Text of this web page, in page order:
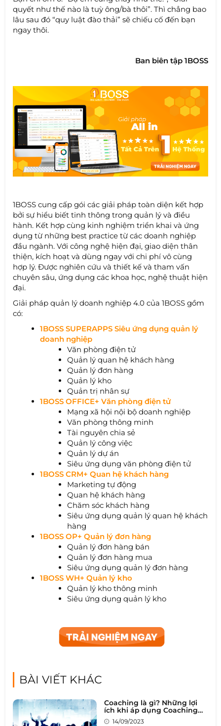
quyết như thế nào là tuỳ ông/bà thôi”. Thì chẳng bao
lâu sau đó “quy luật đào thải” sẽ chiếu cố đến bạn
ngay thôi.
Ban biên tập 1BOSS
1BOSS cung cấp gói các giải pháp toàn diện kết hợp
bởi sự hiểu biết tinh thông trong quản lý và điều
hành. Kết hợp cùng kinh nghiệm triển khai và ứng
dụng từ những best practice từ các doanh nghiệp
đầu ngành. Với công nghệ hiện đại, giao diện thân
thiện, kích hoạt và dùng ngay với chi phí vô cùng
hợp lý. Được nghiên cứu và thiết kế và tham vấn
chuyên sâu, ứng dụng các khoa học, nghệ thuật hiện
đại.
Giải pháp quản lý doanh nghiệp 4.0 của 1BOSS gồm
có:
1BOSS SUPERAPPS Siêu ứng dụng quản lý
doanh nghiệp
Văn phòng điện tử
Quản lý quan hệ khách hàng
Quản lý đơn hàng
Quản lý kho
Quản trị nhân sự
1BOSS OFFICE+ Văn phòng điện tử
Mạng xã hội nội bộ doanh nghiệp
Văn phòng thông minh
Tài nguyên chia sẻ
Quản lý công việc
Quản lý dự án
Siêu ứng dụng văn phòng điện tử
1BOSS CRM+ Quan hệ khách hàng
Marketing tự động
Quan hệ khách hàng
Chăm sóc khách hàng
Siêu ứng dụng quản lý quan hệ khách
hàng
1BOSS OP+ Quản lý đơn hàng
Quản lý đơn hàng bán
Quản lý đơn hàng mua
Siêu ứng dụng quản lý đơn hàng
1BOSS WH+ Quản lý kho
Quản lý kho thông minh
Siêu ứng dụng quản lý kho
BÀI VIẾT KHÁC
Coaching là gì? Những lợi
ích khi áp dụng Coaching
trong doanh nghiệp
14/09/2023